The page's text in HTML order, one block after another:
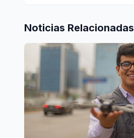
Noticias Relacionadas